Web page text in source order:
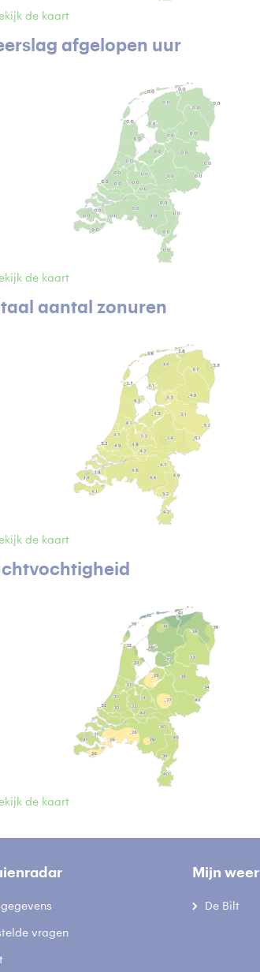
de kaart
afgelopen uur
de kaart
aantal zonuren
de kaart
de kaart
vragen
Mijn weer
De Bilt